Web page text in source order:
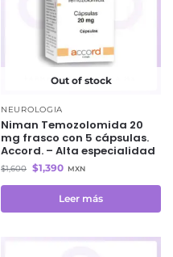
Out of stock
NEUROLOGIA
Niman Temozolomida 20
mg frasco con 5 cápsulas.
Accord. – Alta especialidad
$1,600 $1,390 MXN
Leer más